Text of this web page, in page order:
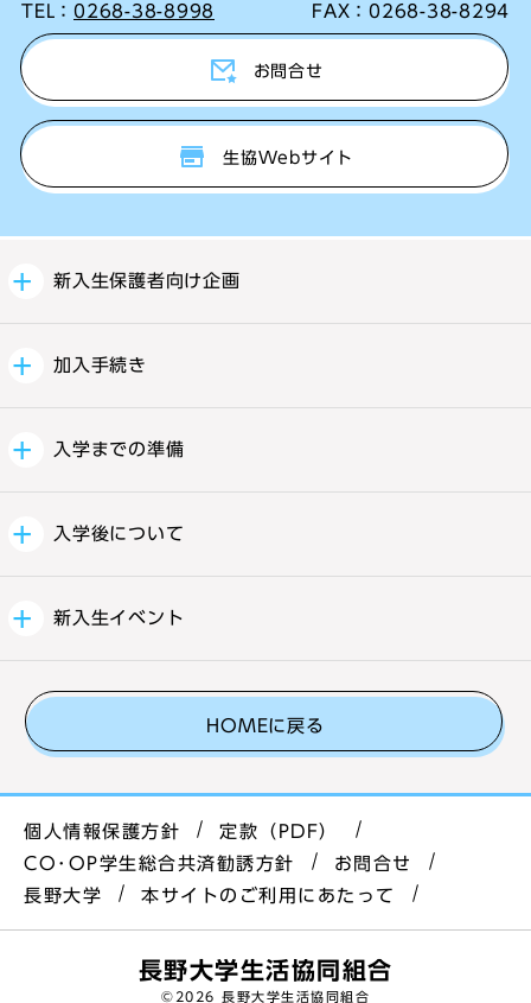
TEL： 0268-38-8998 FAX： 0268-38-8294
お問合せ
生協Webサイト
新入生保護者向け企画
加入手続き
入学までの準備
入学後について
新入生イベント
HOMEに戻る
長野大学生活協同組合
© 2026 長野大学生活協同組合
個人情報保護方針
定款（PDF）
CO･OP学生総合共済勧誘方針
お問合せ
長野大学
本サイトのご利用にあたって